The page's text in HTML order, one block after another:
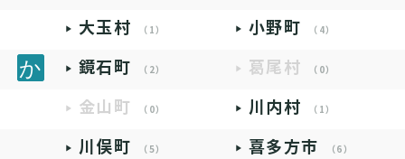
大玉村 （1） 小野町 （4）
鏡石町 （2） 葛尾村 （0）
金山町 （0） 川内村 （1）
川俣町 （5） 喜多方市 （6）